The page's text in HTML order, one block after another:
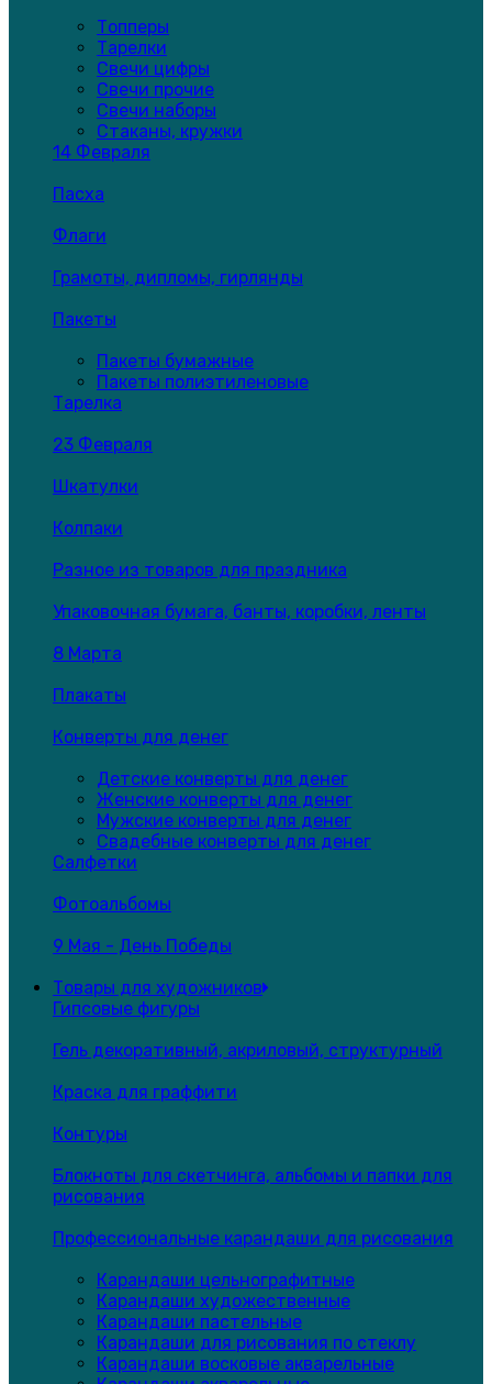
Топперы
Тарелки
Свечи цифры
Свечи прочие
Свечи наборы
Стаканы, кружки
14 Февраля
Пасха
Флаги
Грамоты, дипломы, гирлянды
Пакеты
Пакеты бумажные
Пакеты полиэтиленовые
Тарелка
23 Февраля
Шкатулки
Колпаки
Разное из товаров для праздника
Упаковочная бумага, банты, коробки, ленты
8 Марта
Плакаты
Конверты для денег
Детские конверты для денег
Женские конверты для денег
Мужские конверты для денег
Свадебные конверты для денег
Салфетки
Фотоальбомы
9 Мая - День Победы
Товары для художников
Гипсовые фигуры
Гель декоративный, акриловый, структурный
Краска для граффити
Контуры
Блокноты для скетчинга, альбомы и папки для
рисования
Профессиональные карандаши для рисования
Карандаши цельнографитные
Карандаши художественные
Карандаши пастельные
Карандаши для рисования по стеклу
Карандаши восковые акварельные